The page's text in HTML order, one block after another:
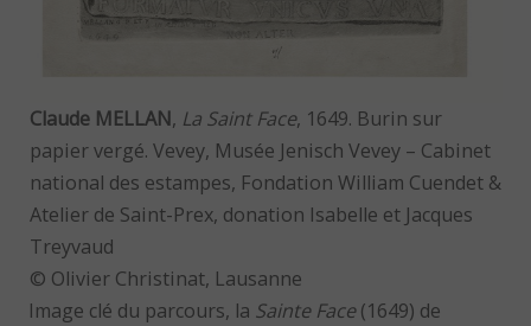
Claude MELLAN, La Saint Face, 1649. Burin sur
papier vergé. Vevey, Musée Jenisch Vevey – Cabinet
national des estampes, Fondation William Cuendet &
Atelier de Saint-Prex, donation Isabelle et Jacques
Treyvaud
© Olivier Christinat, Lausanne
Image clé du parcours, la Sainte Face(1649) de